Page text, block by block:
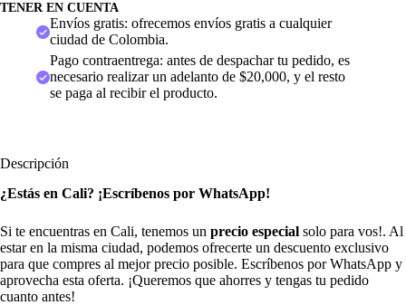
TENER EN CUENTA
Envíos gratis: ofrecemos envíos gratis a cualquier
ciudad de Colombia.
Pago contraentrega: antes de despachar tu pedido, es
necesario realizar un adelanto de $20,000, y el resto
se paga al recibir el producto.
Descripción
¿Estás en Cali? ¡Escríbenos por WhatsApp!
Si te encuentras en Cali, tenemos un precio especial solo para vos!. Al
estar en la misma ciudad, podemos ofrecerte un descuento exclusivo
para que compres al mejor precio posible. Escríbenos por WhatsApp y
aprovecha esta oferta. ¡Queremos que ahorres y tengas tu pedido
cuanto antes!